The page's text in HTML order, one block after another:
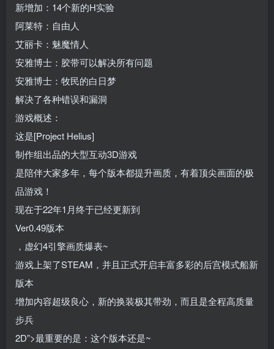
新增加：14个新的H实验
阿莱特：自由人
艾丽卡：魅魔情人
安雅博士：胶带可以解决所有问题
安雅博士：牧民的白日梦
解决了各种错误和漏洞
游戏概述：
这是[Project Helius]
制作组出品的大型互动3D游戏
是陪伴大家多年，每个版本都提升画质，有着顶尖画面的极
品游戏！
现在于22年1月终于已经更新到
Ver0.49版本
，虚幻4引擎画质爆表~
游戏上架了STEAM，并且正式开启丰富多彩的后宫模式船新
版本
增加内容超级良心，新的换装极其带劲，而且是全程高质量
步兵
2D”>最重要的是：这个版本还是~